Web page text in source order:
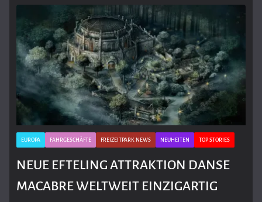
EUROPA FAHRGESCHÄFTE FREIZEITPARK NEWS NEUHEITEN TOP STORIES
NEUE EFTELING ATTRAKTION DANSE
MACABRE WELTWEIT EINZIGARTIG